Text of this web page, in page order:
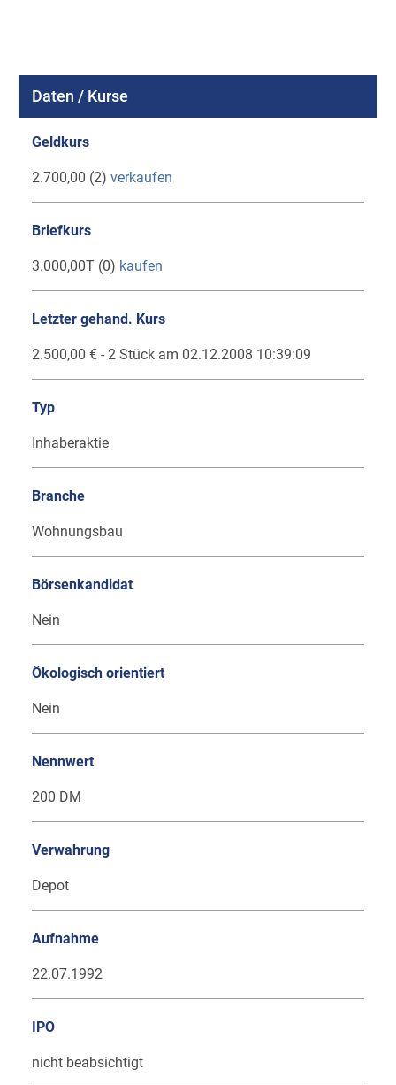
Daten / Kurse
Geldkurs
2.700,00 (2) verkaufen
Briefkurs
3.000,00T (0) kaufen
Letzter gehand. Kurs
2.500,00 € - 2 Stück am 02.12.2008 10:39:09
Typ
Inhaberaktie
Branche
Wohnungsbau
Börsenkandidat
Nein
Ökologisch orientiert
Nein
Nennwert
200 DM
Verwahrung
Depot
Aufnahme
22.07.1992
IPO
nicht beabsichtigt